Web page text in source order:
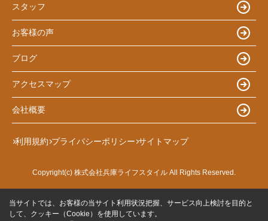
スタッフ
お客様の声
ブログ
アクセスマップ
会社概要
利用規約 プライバシーポリシー サイトマップ
Copyright(c) 株式会社兵庫ライフスタイル All Rights Reserved.
当サイトでは、お客様の当サイト利用状況把握、サービス向上検討を目的と
して、クッキー（Cookie）を使用しています。